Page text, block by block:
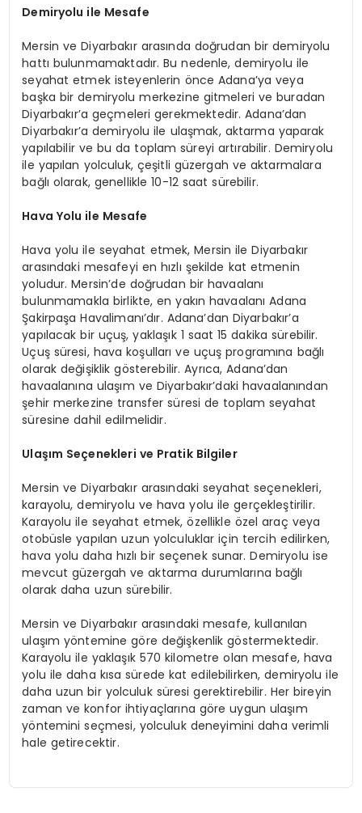
Demiryolu ile Mesafe
Mersin ve Diyarbakır arasında doğrudan bir demiryolu
hattı bulunmamaktadır. Bu nedenle, demiryolu ile
seyahat etmek isteyenlerin önce Adana’ya veya
başka bir demiryolu merkezine gitmeleri ve buradan
Diyarbakır’a geçmeleri gerekmektedir. Adana’dan
Diyarbakır’a demiryolu ile ulaşmak, aktarma yaparak
yapılabilir ve bu da toplam süreyi artırabilir. Demiryolu
ile yapılan yolculuk, çeşitli güzergah ve aktarmalara
bağlı olarak, genellikle 10-12 saat sürebilir.
Hava Yolu ile Mesafe
Hava yolu ile seyahat etmek, Mersin ile Diyarbakır
arasındaki mesafeyi en hızlı şekilde kat etmenin
yoludur. Mersin’de doğrudan bir havaalanı
bulunmamakla birlikte, en yakın havaalanı Adana
Şakirpaşa Havalimanı’dır. Adana’dan Diyarbakır’a
yapılacak bir uçuş, yaklaşık 1 saat 15 dakika sürebilir.
Uçuş süresi, hava koşulları ve uçuş programına bağlı
olarak değişiklik gösterebilir. Ayrıca, Adana’dan
havaalanına ulaşım ve Diyarbakır’daki havaalanından
şehir merkezine transfer süresi de toplam seyahat
süresine dahil edilmelidir.
Ulaşım Seçenekleri ve Pratik Bilgiler
Mersin ve Diyarbakır arasındaki seyahat seçenekleri,
karayolu, demiryolu ve hava yolu ile gerçekleştirilir.
Karayolu ile seyahat etmek, özellikle özel araç veya
otobüsle yapılan uzun yolculuklar için tercih edilirken,
hava yolu daha hızlı bir seçenek sunar. Demiryolu ise
mevcut güzergah ve aktarma durumlarına bağlı
olarak daha uzun sürebilir.
Mersin ve Diyarbakır arasındaki mesafe, kullanılan
ulaşım yöntemine göre değişkenlik göstermektedir.
Karayolu ile yaklaşık 570 kilometre olan mesafe, hava
yolu ile daha kısa sürede kat edilebilirken, demiryolu ile
daha uzun bir yolculuk süresi gerektirebilir. Her bireyin
zaman ve konfor ihtiyaçlarına göre uygun ulaşım
yöntemini seçmesi, yolculuk deneyimini daha verimli
hale getirecektir.